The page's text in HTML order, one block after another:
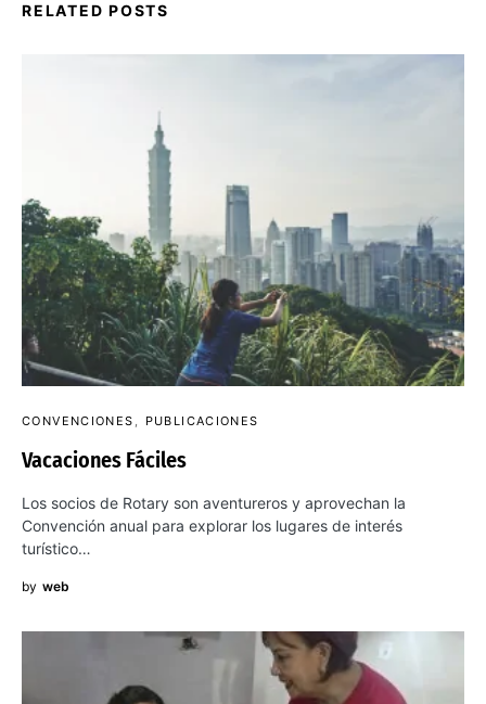
RELATED POSTS
CONVENCIONES PUBLICACIONES
Vacaciones Fáciles
Los socios de Rotary son aventureros y aprovechan la
Convención anual para explorar los lugares de interés
turístico…
by web